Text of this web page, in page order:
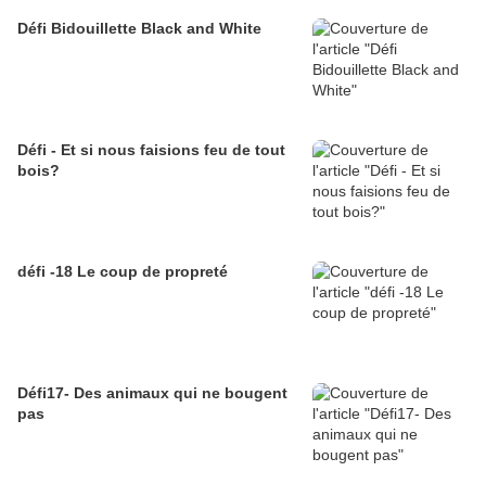
Défi Bidouillette Black and White
Défi - Et si nous faisions feu de tout
bois?
défi -18 Le coup de propreté
Défi17- Des animaux qui ne bougent
pas